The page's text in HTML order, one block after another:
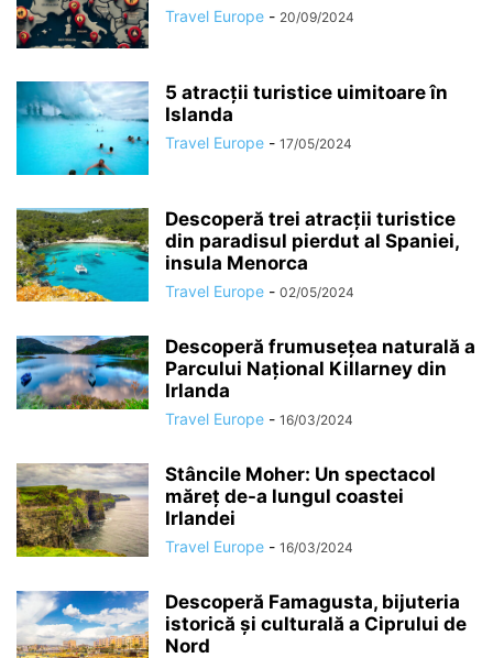
Travel Europe - 20/09/2024
5 atracții turistice uimitoare în
Islanda
Travel Europe - 17/05/2024
Descoperă trei atracții turistice
din paradisul pierdut al Spaniei,
insula Menorca
Travel Europe - 02/05/2024
Descoperă frumusețea naturală a
Parcului Național Killarney din
Irlanda
Travel Europe - 16/03/2024
Stâncile Moher: Un spectacol
măreț de-a lungul coastei
Irlandei
Travel Europe - 16/03/2024
Descoperă Famagusta, bijuteria
istorică și culturală a Ciprului de
Nord